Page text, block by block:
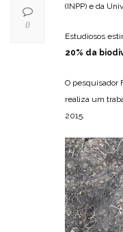
(INPP) e da
Estudiosos
20% da
O pesquisador
realiza um
2015.
0